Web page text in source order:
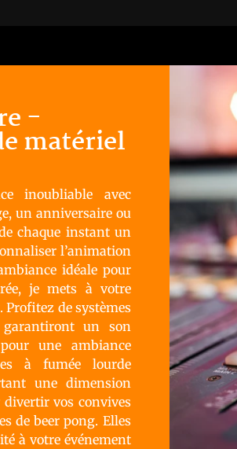
-
matériel
inoubliable avec
un anniversaire ou
chaque instant un
l’animation
idéale pour
je mets à votre
de systèmes
garantiront un son
une ambiance
à fumée lourde
une dimension
divertir vos convives
de beer pong. Elles
à votre événement